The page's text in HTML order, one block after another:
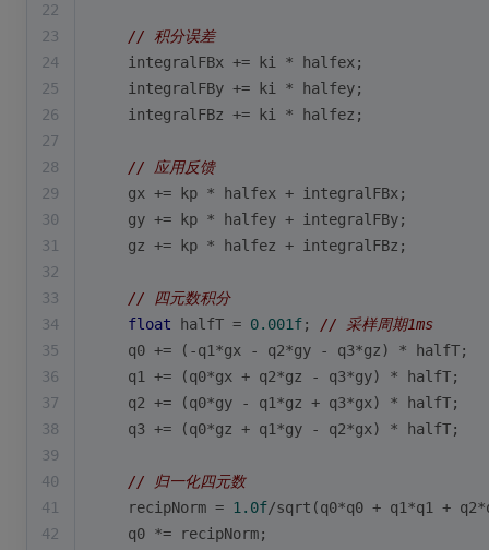
22
23
// 积分误差
24
    integralFBx += ki * halfex;
25
    integralFBy += ki * halfey;
26
    integralFBz += ki * halfez;
27
28
// 应用反馈
29
    gx += kp * halfex + integralFBx;
30
    gy += kp * halfey + integralFBy;
31
    gz += kp * halfez + integralFBz;
32
33
// 四元数积分
34
float halfT = 0.001f; // 采样周期1ms
35
    q0 += (-q1*gx - q2*gy - q3*gz) * halfT;
36
    q1 += (q0*gx + q2*gz - q3*gy) * halfT;
37
    q2 += (q0*gy - q1*gz + q3*gx) * halfT;
38
    q3 += (q0*gz + q1*gy - q2*gx) * halfT;
39
40
// 归一化四元数
41
    recipNorm =
1.0f/sqrt (q0*q0 + q1*q1 +
42
    q0 *= recipNorm;